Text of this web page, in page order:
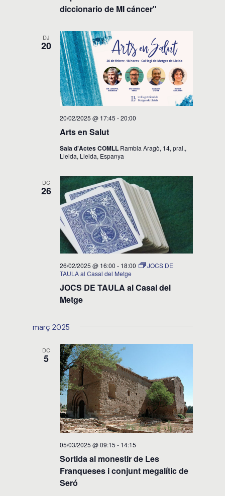
diccionario de MI cáncer"
DJ
20
Arts en Salut
20/02/2025 @ 17:45 -20:00
Sala d'Actes COMLL Rambla Aragò, 14, pral.,
Lleida, Lleida, Espanya
DC
26
JOCS DE TAULA al Casal del
Metge
26/02/2025 @ 16:00 - 18:00
JOCS DE
TAULA al Casal del Metge
març 2025
DC
5
Sortida al monestir de Les
Franqueses i conjunt megalític de
Seró
05/03/2025 @ 09:15 - 14:15